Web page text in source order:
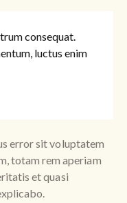
consequat.
luctus enim
error sit voluptatem
totam rem aperiam
et quasi